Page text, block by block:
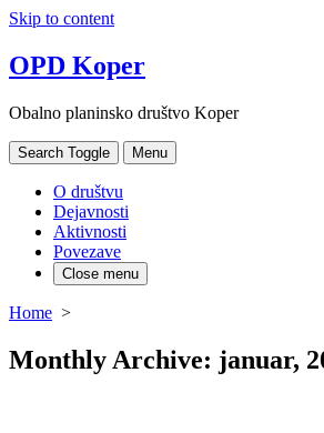
Skip to content
OPD Koper
Obalno planinsko društvo Koper
Search Toggle Menu
O društvu
Dejavnosti
Aktivnosti
Povezave
Close menu
Home >
Monthly Archive: januar,